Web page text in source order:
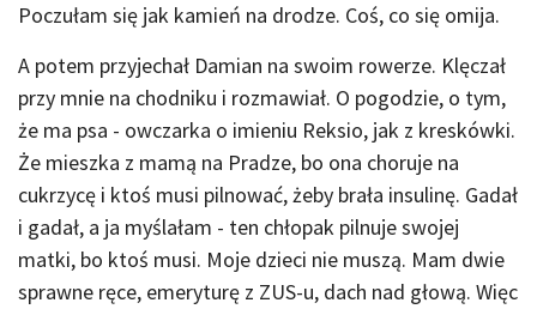
Poczułam się jak kamień na drodze. Coś, co się omija.
A potem przyjechał Damian na swoim rowerze. Klęczał
przy mnie na chodniku i rozmawiał. O pogodzie, o tym,
że ma psa - owczarka o imieniu Reksio, jak z kreskówki.
Że mieszka z mamą na Pradze, bo ona choruje na
cukrzycę i ktoś musi pilnować, żeby brała insulinę. Gadał
i gadał, a ja myślałam - ten chłopak pilnuje swojej
matki, bo ktoś musi. Moje dzieci nie muszą. Mam dwie
sprawne ręce, emeryturę z ZUS-u, dach nad głową. Więc